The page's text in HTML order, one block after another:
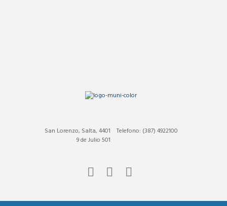
Telefono: (387) 4922100
San Lorenzo, Salta, 4401
9 de Julio 501